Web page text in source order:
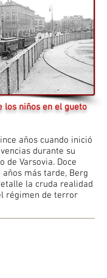
los niños en el gueto
años cuando inició
durante su
de Varsovia. Doce
más tarde, Berg
la cruda realidad
régimen de terror